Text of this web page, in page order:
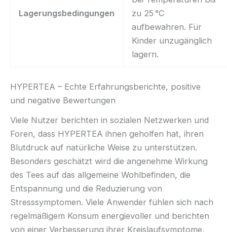
Lagerungsbedingungen
zu 25 °C
aufbewahren. Für
Kinder unzugänglich
lagern.
HYPERTEA – Echte Erfahrungsberichte, positive
und negative Bewertungen
Viele Nutzer berichten in sozialen Netzwerken und
Foren, dass HYPERTEA ihnen geholfen hat, ihren
Blutdruck auf natürliche Weise zu unterstützen.
Besonders geschätzt wird die angenehme Wirkung
des Tees auf das allgemeine Wohlbefinden, die
Entspannung und die Reduzierung von
Stresssymptomen. Viele Anwender fühlen sich nach
regelmäßigem Konsum energievoller und berichten
von einer Verbesserung ihrer Kreislaufsymptome,